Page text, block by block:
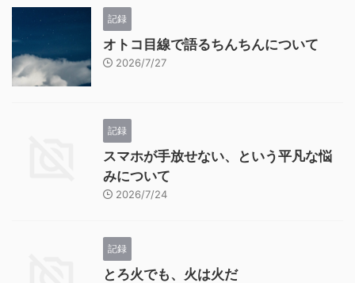
記録
オトコ目線で語るちんちんについて
2026/7/27
記録
スマホが手放せない、という平凡な悩
みについて
2026/7/24
記録
とろ火でも、火は火だ